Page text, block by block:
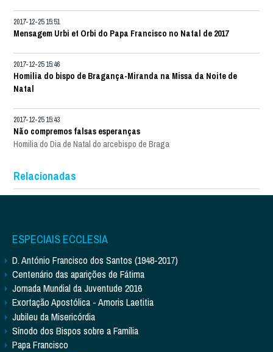
2017-12-25 15:51
Mensagem Urbi et Orbi do Papa Francisco no Natal de 2017
2017-12-25 15:46
Homilia do bispo de Bragança-Miranda na Missa da Noite de
Natal
2017-12-25 15:43
Não compremos falsas esperanças
Homilia do Dia de Natal do arcebispo de Braga
Relacionadas
ESPECIAIS ECCLESIA
D. António Francisco dos Santos (1948-2017)
Centenário das aparições de Fátima
Jornada Mundial da Juventude 2016
Exortação Apostólica - Amoris Laetitia
Jubileu da Misericórdia
Sínodo dos Bispos sobre a Família
Papa Francisco